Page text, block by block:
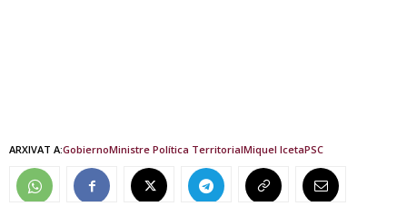
ARXIVAT A:GobiernoMinistre Política TerritorialMiquel IcetaPSC